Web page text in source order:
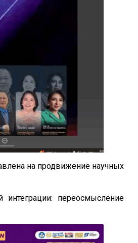
на продвижение научных
переосмысление